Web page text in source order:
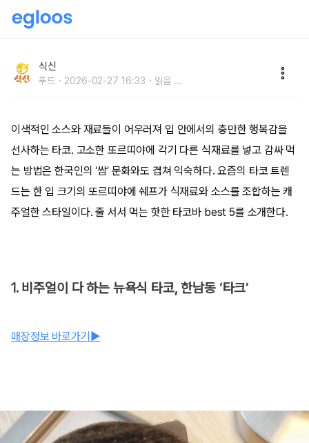
식신
푸드 2026-02-27 16:33 읽음 ...
이색적인 소스와 재료들이 어우러져 입 안에서의 충만한 행복감을
선사하는 타코. 고소한 또르띠야에 각기 다른 식재료를 넣고 감싸 먹
는 방법은 한국인의 ‘쌈’ 문화와도 겹쳐 익숙하다. 요즘의 타코 트렌
드는 한 입 크기의 또르띠야에 쉐프가 식재료와 소스를 조합하는 캐
주얼한 스타일이다. 줄 서서 먹는 핫한 타코바 best 5를 소개한다.
1. 비주얼이 다 하는 뉴욕식 타코, 한남동 ‘타크’
매장정보 바로가기▶